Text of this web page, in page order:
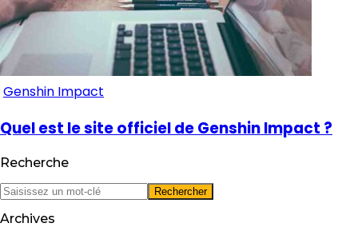
Genshin Impact
Quel est le site officiel de Genshin Impact ?
Recherche
Archives